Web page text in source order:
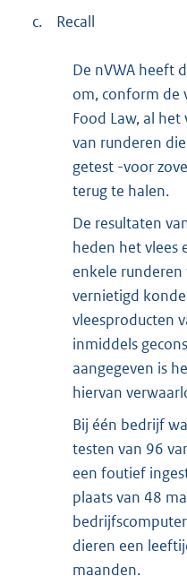
c.
Recall
De nVWA heeft
om, conform de
Food Law, al
van runderen
getest -voor
terug te halen.
De resultaten
heden het vlees
enkele
vernietigd
vleesproducten
inmiddels
aangegeven is
hiervan
Bij één bedrijf
testen van 96
een foutief
plaats van 48
dieren een
maanden.